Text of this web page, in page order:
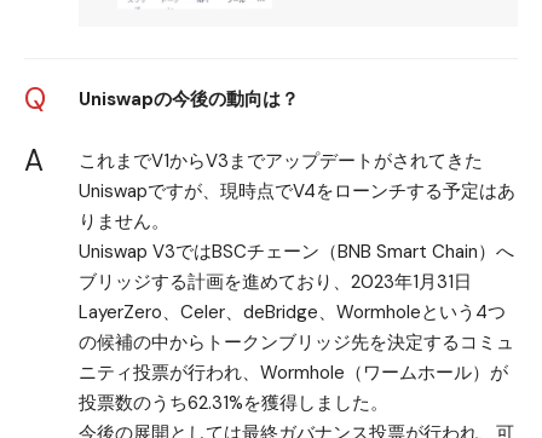
Q Uniswapの今後の動向は？
A
これまでV1からV3までアップデートがされてきた
Uniswapですが、現時点でV4をローンチする予定はあ
りません。
Uniswap V3ではBSCチェーン（BNB Smart Chain）へ
ブリッジする計画を進めており、2023年1月31日
LayerZero、Celer、deBridge、Wormholeという4つ
の候補の中からトークンブリッジ先を決定するコミュ
ニティ投票が行われ、Wormhole（ワームホール）が
投票数のうち62.31%を獲得しました。